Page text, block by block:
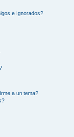
e Ignorados?
a un tema?